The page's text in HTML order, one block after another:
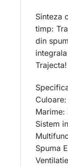
Sinteza
timp:
din
Trajecta!
Marime:
Sistem
Spuma